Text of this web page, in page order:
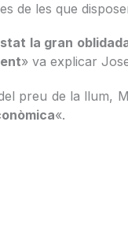
de les que
la gran
» va explicar
preu de la llum,
«.